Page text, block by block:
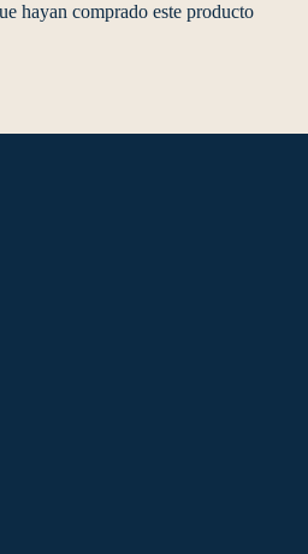
hayan comprado este producto